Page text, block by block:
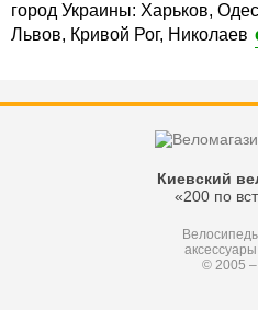
город Украины: Харьков,
Львов, Кривой Рог, Николаев
Киевский
«200 по
© 2005